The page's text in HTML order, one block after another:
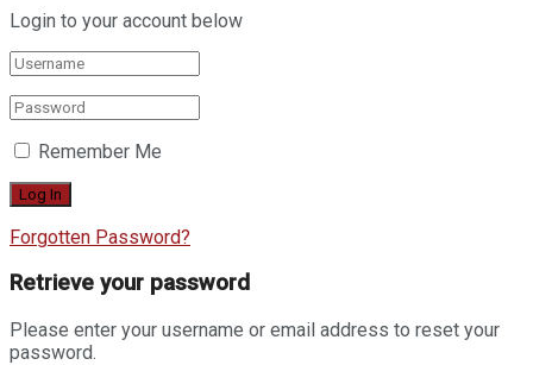
Login to your account below
Remember Me
Forgotten Password?
Retrieve your password
Please enter your username or email address to reset your
password.